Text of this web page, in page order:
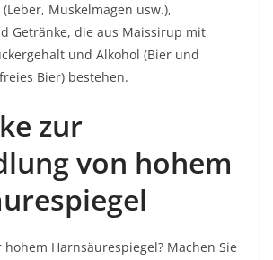
Muskelmagen usw.),
Getränke, die aus Maissirup mit
und Alkohol (Bier und
Bier) bestehen.
zur
von hohem
Harnsäurespiegel? Machen Sie